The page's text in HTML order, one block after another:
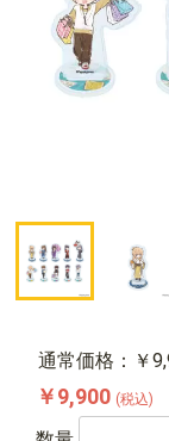
通常価格：￥
￥9,900 (税込)